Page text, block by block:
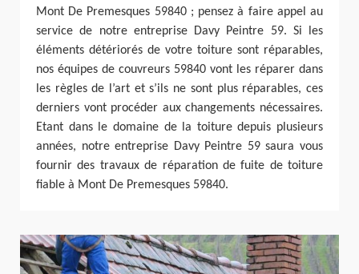
Mont De Premesques 59840 ; pensez à faire appel au
service de notre entreprise Davy Peintre 59. Si les
éléments détériorés de votre toiture sont réparables,
nos équipes de couvreurs 59840 vont les réparer dans
les règles de l’art et s’ils ne sont plus réparables, ces
derniers vont procéder aux changements nécessaires.
Etant dans le domaine de la toiture depuis plusieurs
années, notre entreprise Davy Peintre 59 saura vous
fournir des travaux de réparation de fuite de toiture
fiable à Mont De Premesques 59840.